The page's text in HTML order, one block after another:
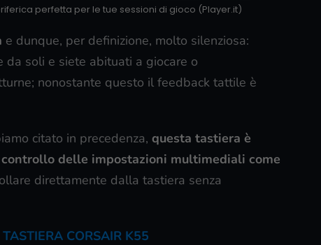
perfetta per le tue sessioni di gioco (Player.it)
e dunque, per definizione, molto silenziosa:
da soli e siete abituati a giocare o
nonostante questo il feedback tattile è
citato in precedenza, questa tastiera è
delle impostazioni multimediali come
direttamente dalla tastiera senza
CORSAIR K55